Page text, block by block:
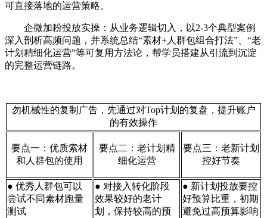
可直接落地的运营策略。
企微加粉投放实操：从业务逻辑切入，以2-3个典型案例
深入剖析高频问题，并系统总结“素材+人群包组合打法”、“老
计划精细化运营”等可复用方法论，帮学员搭建从引流到沉淀
的完整运营链路。
勿机械性的复制广告，先通过对Top计划的复盘，提升账户
的有效操作
要点一：优质索材
和人群包的使用
要点二：老计划精
细化运营
要点三：老新计划
控好节奏
● 优秀人群包可以
尝试不同素材跑量
测试
● 对接入转化阶段
效果较好的老计
划，保持较高的预
● 新计划投放要控
好预算比重，初期
避免过高预算影响